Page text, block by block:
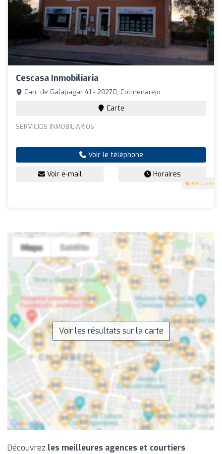
Cescasa Inmobiliaria
4.4 (7 avis)
Carr. de Galapagar 41 - 28270, Colmenarejo
Carte
SERVICIOS INMOBILIARIOS
Voir le téléphone
Voir e-mail Horaires
Voir les résultats sur la carte
Découvrez les meilleures agences et courtiers